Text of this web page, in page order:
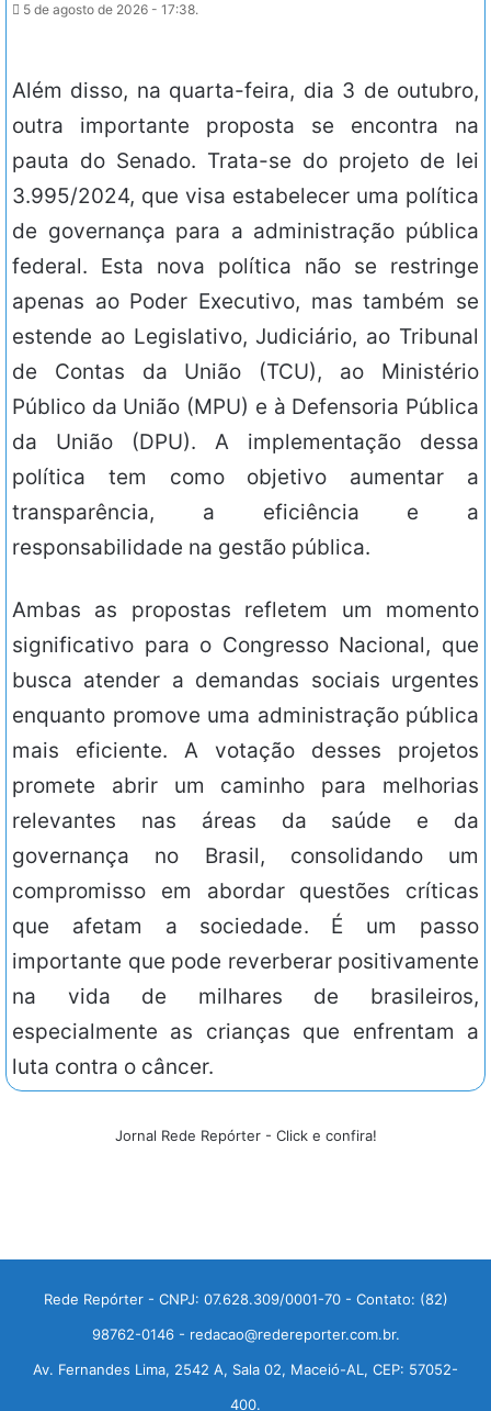
5 de agosto de 2026 - 17:38.
Além disso, na quarta-feira, dia 3 de outubro,
outra importante proposta se encontra na
pauta do Senado. Trata-se do projeto de lei
3.995/2024, que visa estabelecer uma política
de governança para a administração pública
federal. Esta nova política não se restringe
apenas ao Poder Executivo, mas também se
estende ao Legislativo, Judiciário, ao Tribunal
de Contas da União (TCU), ao Ministério
Público da União (MPU) e à Defensoria Pública
da União (DPU). A implementação dessa
política tem como objetivo aumentar a
transparência, a eficiência e a
responsabilidade na gestão pública.
Ambas as propostas refletem um momento
significativo para o Congresso Nacional, que
busca atender a demandas sociais urgentes
enquanto promove uma administração pública
mais eficiente. A votação desses projetos
promete abrir um caminho para melhorias
relevantes nas áreas da saúde e da
governança no Brasil, consolidando um
compromisso em abordar questões críticas
que afetam a sociedade. É um passo
importante que pode reverberar positivamente
na vida de milhares de brasileiros,
especialmente as crianças que enfrentam a
luta contra o câncer.
Jornal Rede Repórter - Click e confira!
Rede Repórter - CNPJ: 07.628.309/0001-70 - Contato: (82)
98762-0146 - redacao@redereporter.com.br.
Av. Fernandes Lima, 2542 A, Sala 02, Maceió-AL, CEP: 57052-
400.